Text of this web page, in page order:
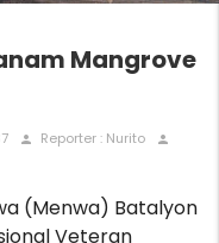
Mangrove
person Reporter : Nurito person
(Menwa) Batalyon
Veteran